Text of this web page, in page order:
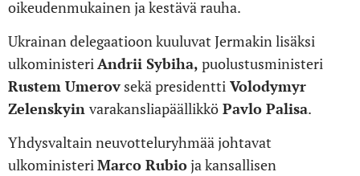
oikeudenmukainen ja kestävä rauha.
Ukrainan delegaatioon kuuluvat Jermakin lisäksi
ulkoministeriAndrii Sybiha, puolustusministeri
Rustem Umerov sekä presidentti Volodymyr
Zelenskyin varakansliapäällikkö Pavlo Palisa.
Yhdysvaltain neuvotteluryhmää johtavat
ulkoministeriMarco Rubioja kansallisen